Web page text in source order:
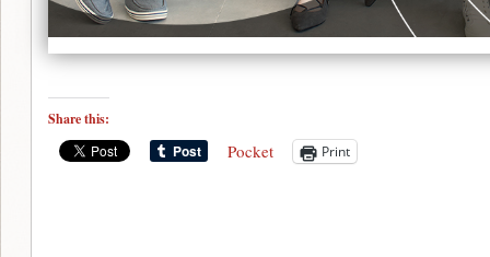
Share this:
Pocket Print